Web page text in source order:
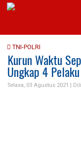
TNI-POLRI
Kurun Waktu
Ungkap 4
Selasa, 03 Agustus 2021 |